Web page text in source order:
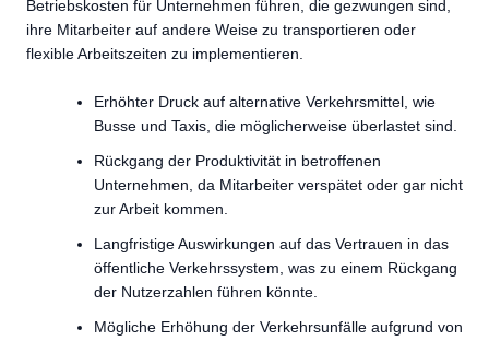
Betriebskosten für Unternehmen führen, die gezwungen sind,
ihre Mitarbeiter auf andere Weise zu transportieren oder
flexible Arbeitszeiten zu implementieren.
Erhöhter Druck auf alternative Verkehrsmittel, wie
Busse und Taxis, die möglicherweise überlastet sind.
Rückgang der Produktivität in betroffenen
Unternehmen, da Mitarbeiter verspätet oder gar nicht
zur Arbeit kommen.
Langfristige Auswirkungen auf das Vertrauen in das
öffentliche Verkehrssystem, was zu einem Rückgang
der Nutzerzahlen führen könnte.
Mögliche Erhöhung der Verkehrsunfälle aufgrund von